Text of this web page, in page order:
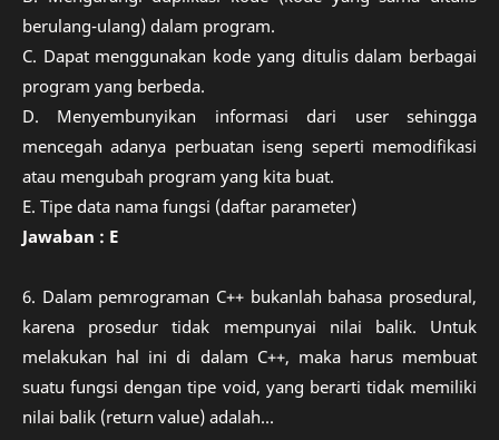
berulang-ulang) dalam program.
C. Dapat menggunakan kode yang ditulis dalam berbagai
program yang berbeda.
D. Menyembunyikan informasi dari user sehingga
mencegah adanya perbuatan iseng seperti memodifikasi
atau mengubah program yang kita buat.
E. Tipe data nama fungsi (daftar parameter)
Jawaban : E
6. Dalam pemrograman C++ bukanlah bahasa prosedural,
karena prosedur tidak mempunyai nilai balik. Untuk
melakukan hal ini di dalam C++, maka harus membuat
suatu fungsi dengan tipe void, yang berarti tidak memiliki
nilai balik (return value) adalah...